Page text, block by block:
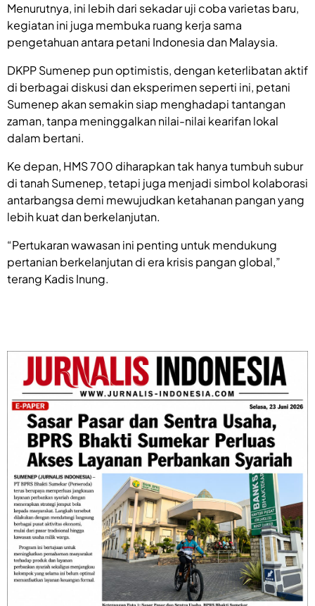
Menurutnya, ini lebih dari sekadar uji coba varietas baru,
kegiatan ini juga membuka ruang kerja sama
pengetahuan antara petani Indonesia dan Malaysia.
DKPP Sumenep pun optimistis, dengan keterlibatan aktif
di berbagai diskusi dan eksperimen seperti ini, petani
Sumenep akan semakin siap menghadapi tantangan
zaman, tanpa meninggalkan nilai-nilai kearifan lokal
dalam bertani.
Ke depan, HMS 700 diharapkan tak hanya tumbuh subur
di tanah Sumenep, tetapi juga menjadi simbol kolaborasi
antarbangsa demi mewujudkan ketahanan pangan yang
lebih kuat dan berkelanjutan.
“Pertukaran wawasan ini penting untuk mendukung
pertanian berkelanjutan di era krisis pangan global,”
terang Kadis Inung.